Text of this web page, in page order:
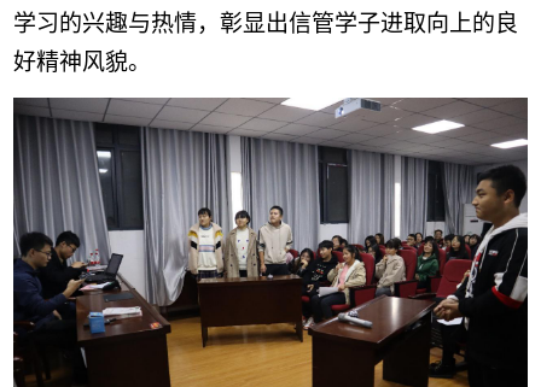
学习的兴趣与热情，彰显出信管学子进取向上的良
好精神风貌。